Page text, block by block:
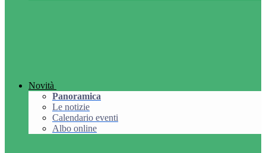
Novità
Panoramica
Le notizie
Calendario eventi
Albo online